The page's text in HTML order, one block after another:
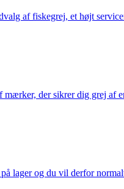
af fiskegrej, et højt
der sikrer dig grej af
lager og du vil derfor